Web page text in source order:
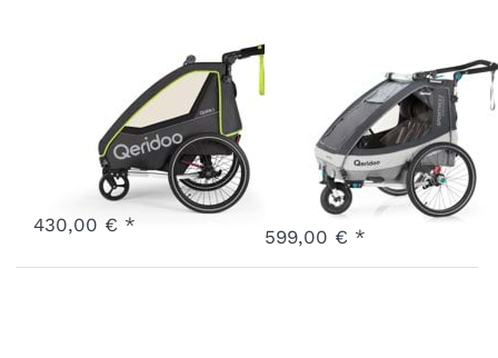
QUPA 1 Lime
Q-QUP1-22-LI
Weitere Option:
Artikel nicht mehr im Sortiment
430,00 € *
Sportrex2
Limited
Edition Grau
Q-SR2-21-LG
Ausverkauft - wird nachgeliefert, sobald wieder auf Lager.
599,00 € *